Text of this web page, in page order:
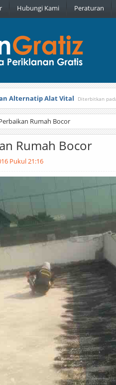
Hubungi Kami Peraturan
Alternatip Alat Vital Diterbitkan
Pesona Diterbitkan pada, Kamis, 16
Rumah Bocor
Rumah Bocor
Pukul 21:16